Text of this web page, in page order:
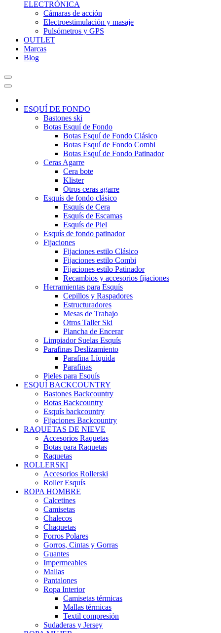
ELECTRÓNICA
Cámaras de acción
Electroestimulación y masaje
Pulsómetros y GPS
OUTLET
Marcas
Blog
ESQUÍ DE FONDO
Bastones ski
Botas Esquí de Fondo
Botas Esquí de Fondo Clásico
Botas Esquí de Fondo Combi
Botas Esquí de Fondo Patinador
Ceras Agarre
Cera bote
Klister
Otros ceras agarre
Esquís de fondo clásico
Esquís de Cera
Esquís de Escamas
Esquís de Piel
Esquís de fondo patinador
Fijaciones
Fijaciones estilo Clásico
Fijaciones estilo Combi
Fijaciones estilo Patinador
Recambios y accesorios fijaciones
Herramientas para Esquís
Cepillos y Raspadores
Estructuradores
Mesas de Trabajo
Otros Taller Ski
Plancha de Encerar
Limpiador Suelas Esquís
Parafinas Deslizamiento
Parafina Líquida
Parafinas
Pieles para Esquís
ESQUÍ BACKCOUNTRY
Bastones Backcountry
Botas Backcountry
Esquís backcountry
Fijaciones Backcountry
RAQUETAS DE NIEVE
Accesorios Raquetas
Botas para Raquetas
Raquetas
ROLLERSKI
Accesorios Rollerski
Roller Esquís
ROPA HOMBRE
Calcetines
Camisetas
Chalecos
Chaquetas
Forros Polares
Gorros, Cintas y Gorras
Guantes
Impermeables
Mallas
Pantalones
Ropa Interior
Camisetas térmicas
Mallas térmicas
Textil compresión
Sudaderas y Jersey